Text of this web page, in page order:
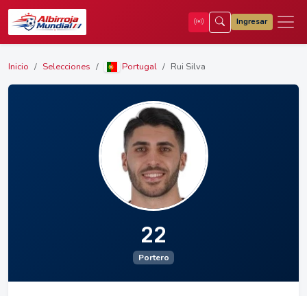
Ingresar
Inicio Selecciones Portugal Rui Silva
22
Portero